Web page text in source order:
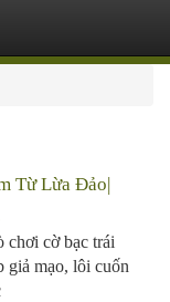
Từ Lừa Đảo|
chơi cờ bạc trái
giả mạo, lôi cuốn